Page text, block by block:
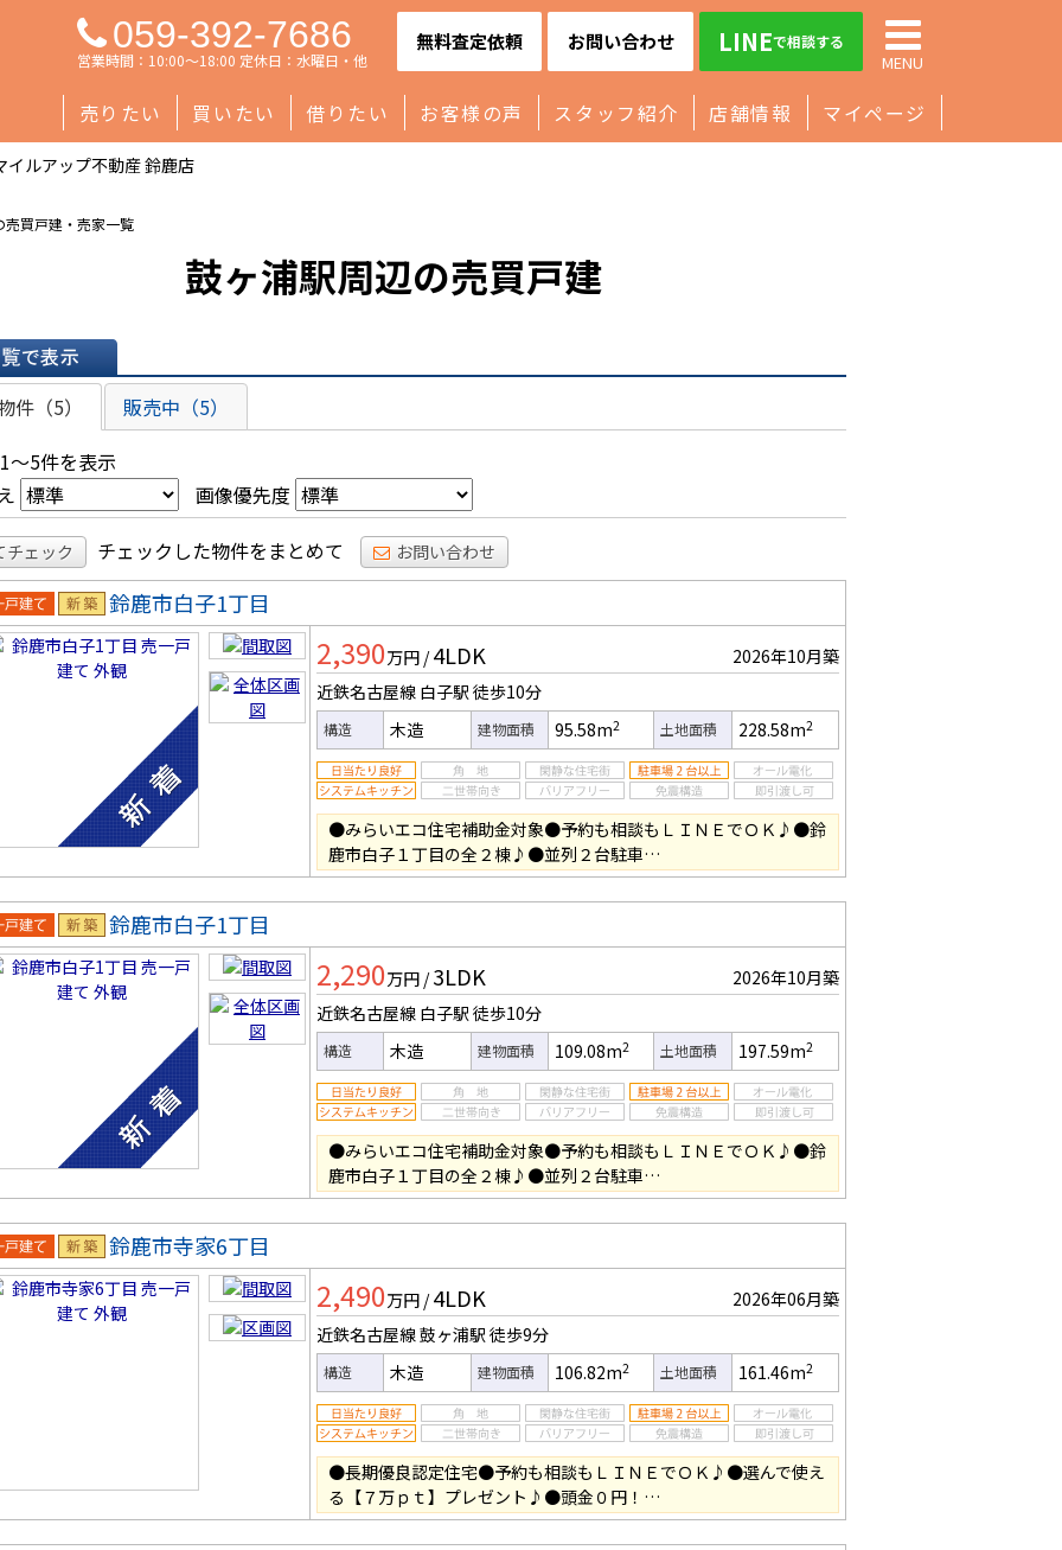
059-392-7686
営業時間：10:00～18:00 定休日：水曜日・他
無料査定依頼 お問い合わせ LINEで相談する
MENU
売りたい 買いたい 借りたい お客様の声 スタッフ紹介 店舗情報 マイページ
イルアップ不動産 鈴鹿店
売買戸建・売家一覧
鼓ヶ浦駅周辺の売買戸建
示
件（5） 販売中（5）
～5件を表示
画像優先度
チェック チェックした物件をまとめて お問い合わせ
戸建 新築
鈴鹿市白子1丁目
2,390万円 / 4LDK
2026年10月築
近鉄名古屋線 白子駅 徒歩10分
構造 木造 建物面積 95.58m2 土地面積 228.58m2
●みらいエコ住宅補助金対象●予約も相談もＬＩＮＥでＯＫ♪●鈴
鹿市白子１丁目の全２棟♪●並列２台駐車…
戸建 新築
鈴鹿市白子1丁目
2,290万円 / 3LDK
2026年10月築
近鉄名古屋線 白子駅 徒歩10分
構造 木造 建物面積 109.08m2 土地面積 197.59m2
●みらいエコ住宅補助金対象●予約も相談もＬＩＮＥでＯＫ♪●鈴
鹿市白子１丁目の全２棟♪●並列２台駐車…
戸建 新築
鈴鹿市寺家6丁目
2,490万円 / 4LDK
2026年06月築
近鉄名古屋線 鼓ヶ浦駅 徒歩9分
構造 木造 建物面積 106.82m2 土地面積 161.46m2
●長期優良認定住宅●予約も相談もＬＩＮＥでＯＫ♪●選んで使え
る【７万ｐｔ】プレゼント♪●頭金０円！…